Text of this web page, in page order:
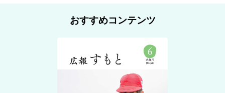
おすすめコンテンツ